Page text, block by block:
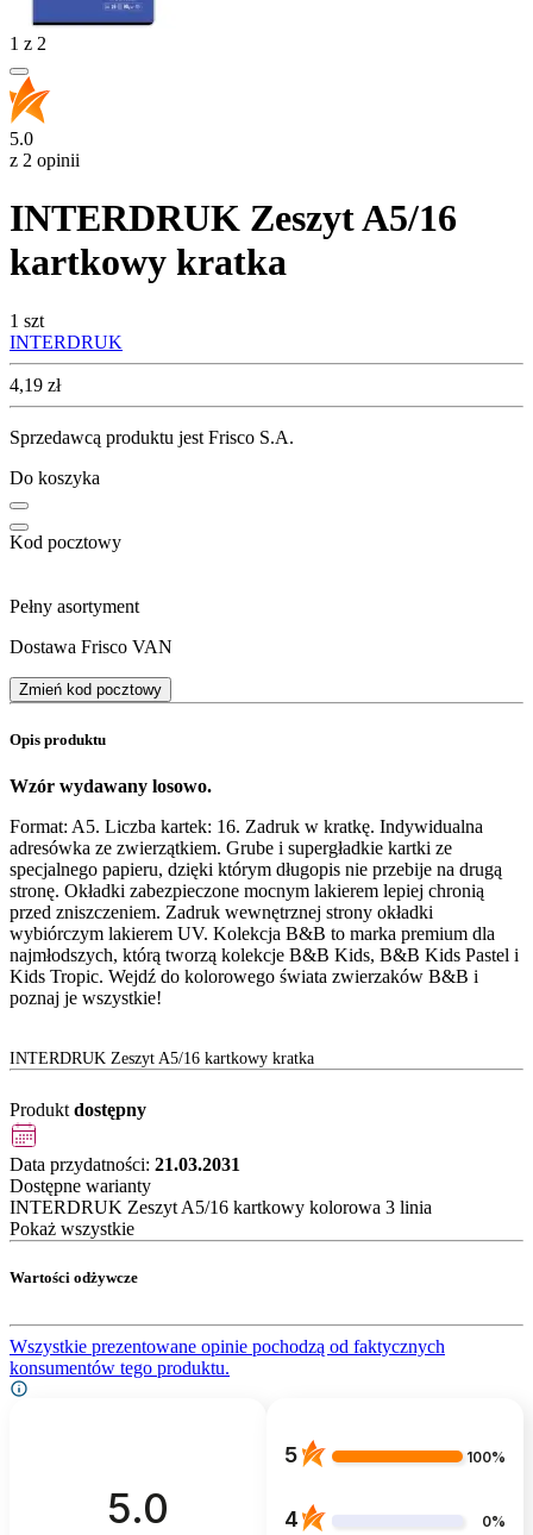
1 z 2
5.0
z 2 opinii
INTERDRUK Zeszyt A5/16
kartkowy kratka
1 szt
INTERDRUK
Cena
4,19 zł
Sprzedawcą produktu jest Frisco S.A.
Do koszyka
Kod pocztowy
Pełny asortyment
Dostawa Frisco VAN
Zmień kod pocztowy
Opis produktu
Wzór wydawany losowo.
Format: A5. Liczba kartek: 16. Zadruk w kratkę. Indywidualna
adresówka ze zwierzątkiem. Grube i supergładkie kartki ze
specjalnego papieru, dzięki którym długopis nie przebije na drugą
stronę. Okładki zabezpieczone mocnym lakierem lepiej chronią
przed zniszczeniem. Zadruk wewnętrznej strony okładki
wybiórczym lakierem UV. Kolekcja B&B to marka premium dla
najmłodszych, którą tworzą kolekcje B&B Kids, B&B Kids Pastel i
Kids Tropic. Wejdź do kolorowego świata zwierzaków B&B i
poznaj je wszystkie!
INTERDRUK Zeszyt A5/16 kartkowy kratka
Produkt dostępny
Data przydatności: 21.03.2031
Dostępne warianty
INTERDRUK Zeszyt A5/16 kartkowy kolorowa 3 linia
Pokaż wszystkie
Wartości odżywcze
Wszystkie prezentowane opinie pochodzą od faktycznych
konsumentów tego produktu.
5.0
5 100%
4 0%